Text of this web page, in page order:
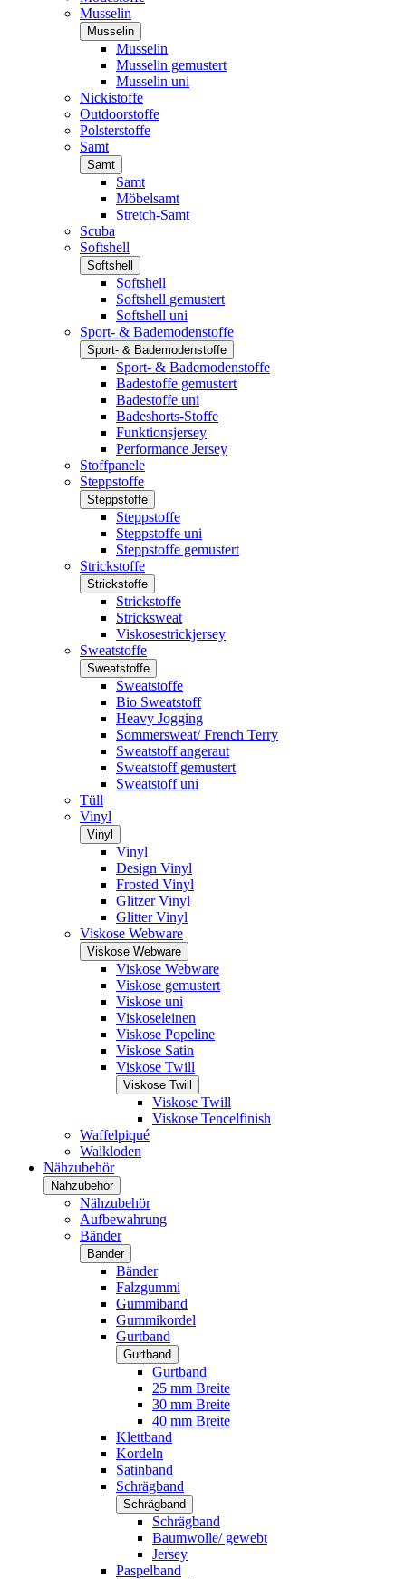
Musselin
Musselin
Musselin
Musselin gemustert
Musselin uni
Nickistoffe
Outdoorstoffe
Polsterstoffe
Samt
Samt
Samt
Möbelsamt
Stretch-Samt
Scuba
Softshell
Softshell
Softshell
Softshell gemustert
Softshell uni
Sport- & Bademodenstoffe
Sport- & Bademodenstoffe
Sport- & Bademodenstoffe
Badestoffe gemustert
Badestoffe uni
Badeshorts-Stoffe
Funktionsjersey
Performance Jersey
Stoffpanele
Steppstoffe
Steppstoffe
Steppstoffe
Steppstoffe uni
Steppstoffe gemustert
Strickstoffe
Strickstoffe
Strickstoffe
Stricksweat
Viskosestrickjersey
Sweatstoffe
Sweatstoffe
Sweatstoffe
Bio Sweatstoff
Heavy Jogging
Sommersweat/ French Terry
Sweatstoff angeraut
Sweatstoff gemustert
Sweatstoff uni
Tüll
Vinyl
Vinyl
Vinyl
Design Vinyl
Frosted Vinyl
Glitzer Vinyl
Glitter Vinyl
Viskose Webware
Viskose Webware
Viskose Webware
Viskose gemustert
Viskose uni
Viskoseleinen
Viskose Popeline
Viskose Satin
Viskose Twill
Viskose Twill
Viskose Twill
Viskose Tencelfinish
Waffelpiqué
Walkloden
Nähzubehör
Nähzubehör
Nähzubehör
Aufbewahrung
Bänder
Bänder
Bänder
Falzgummi
Gummiband
Gummikordel
Gurtband
Gurtband
Gurtband
25 mm Breite
30 mm Breite
40 mm Breite
Klettband
Kordeln
Satinband
Schrägband
Schrägband
Schrägband
Baumwolle/ gewebt
Jersey
Paspelband